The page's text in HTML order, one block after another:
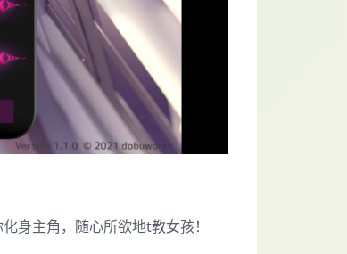
身主角，随心所欲地t教女孩！